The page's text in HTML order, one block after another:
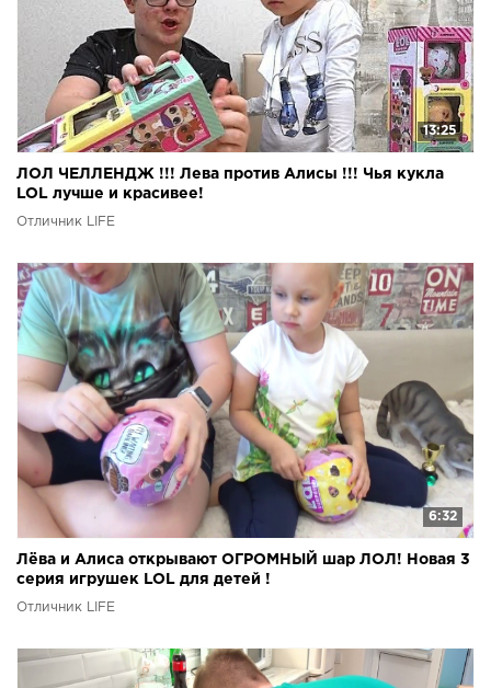
13:25
ЛОЛ ЧЕЛЛЕНДЖ !!! Лева против Алисы !!! Чья кукла
LOL лучше и красивее!
Отличник LIFE
6:32
Лёва и Алиса открывают ОГРОМНЫЙ шар ЛОЛ! Новая 3
серия игрушек LOL для детей !
Отличник LIFE